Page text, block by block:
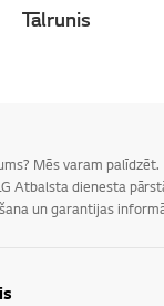
Tālrunis
Mēs varam palīdzēt.
Atbalsta dienesta
un garantijas